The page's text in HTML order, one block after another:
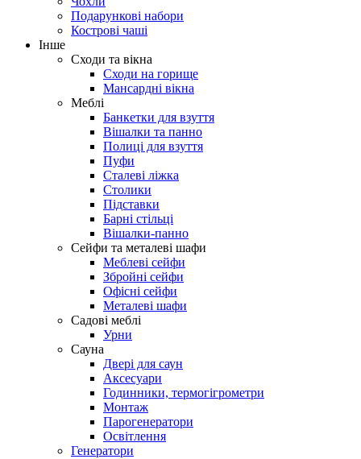
Подарункові набори
Кострові чаші
Інше
Сходи та вікна
Сходи на горище
Мансардні вікна
Меблі
Банкетки для взуття
Вішалки та панно
Полиці для взуття
Пуфи
Сталеві ліжка
Столики
Підставки
Барні стільці
Вішалки-панно
Сейфи та металеві шафи
Меблеві сейфи
Збройні сейфи
Офісні сейфи
Металеві шафи
Садові меблі
Урни
Сауна
Двері для саун
Аксесуари
Годинники, термогігрометри
Монтаж
Парогенератори
Освітлення
Генератори